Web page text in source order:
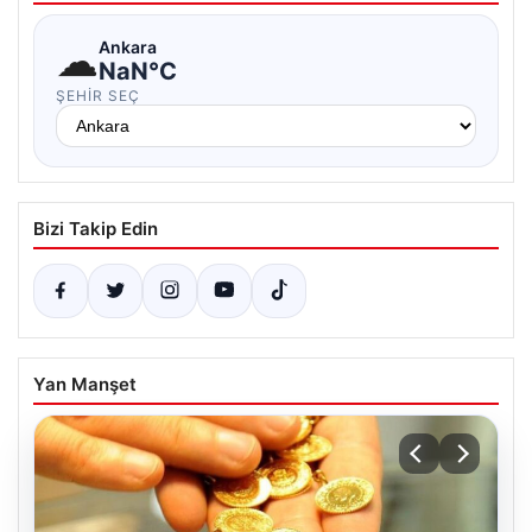
☁Ankara
NaN°C
ŞEHIR SEÇ
Bizi Takip Edin
Yan Manşet